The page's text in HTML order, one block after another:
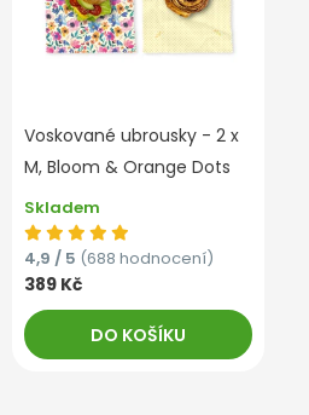
Voskované ubrousky - 2 x
M, Bloom & Orange Dots
Skladem
4,9 / 5 (688 hodnocení)
389 Kč
DO KOŠÍKU